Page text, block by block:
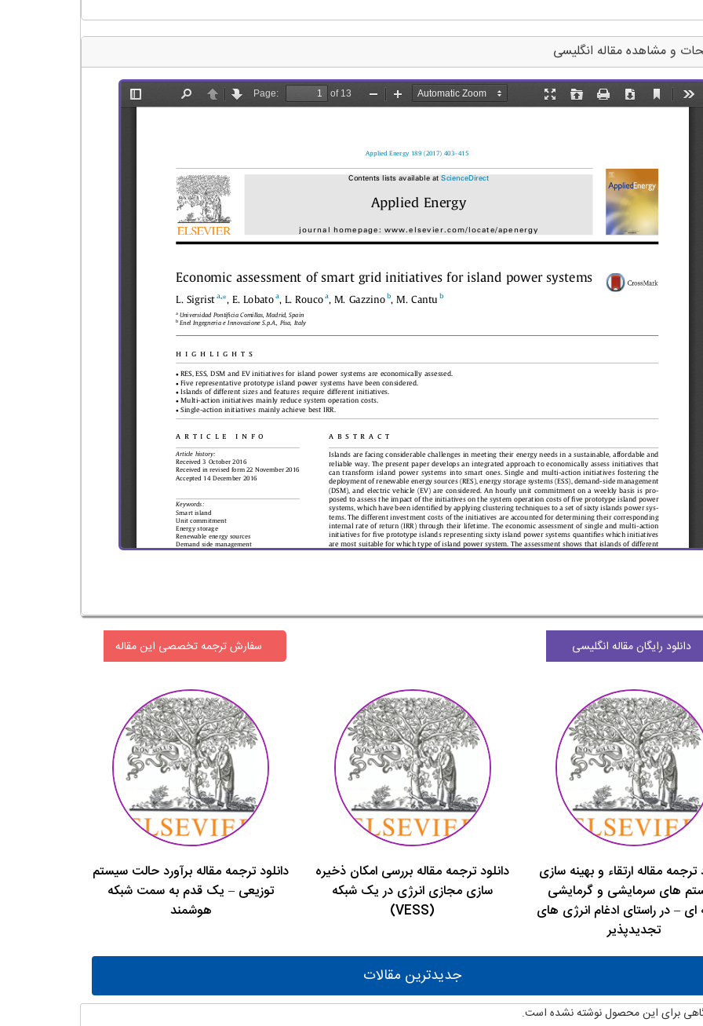
و مشاهده مقاله انگلیسی
دانلود رایگان مقاله انگلیسی سفارش ترجمه تخصصی این مقاله
ترجمه مقاله ارتقاء و بهینه سازی
های سرمایشی و گرمایشی
– در راستای ادغام انرژی های
تجدیدپذیر
دانلود ترجمه مقاله بررسی امکان ذخیره
سازی مجازی انرژی در یک شبکه
(VESS)
دانلود ترجمه مقاله برآورد حالت سیستم
توزیعی – یک قدم به سمت شبکه
هوشمند
جدیدترین مقالات
برای این محصول نوشته نشده است.